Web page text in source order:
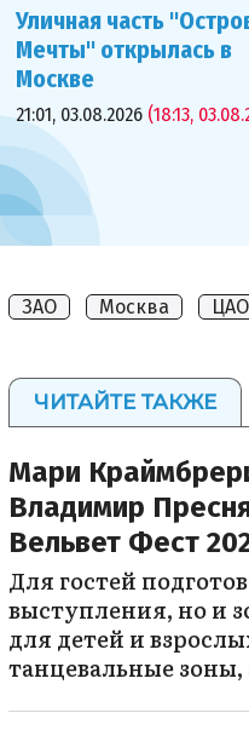
Уличная часть
Мечты" открылась в
Москве
21:01, 03.08.2026 (18:13,
ЗАО Москва ЦАО
ЧИТАЙТЕ ТАКЖЕ
Мари
Владимир
Вельвет Фест
Для гостей
выступления, но и
для детей и
танцевальные